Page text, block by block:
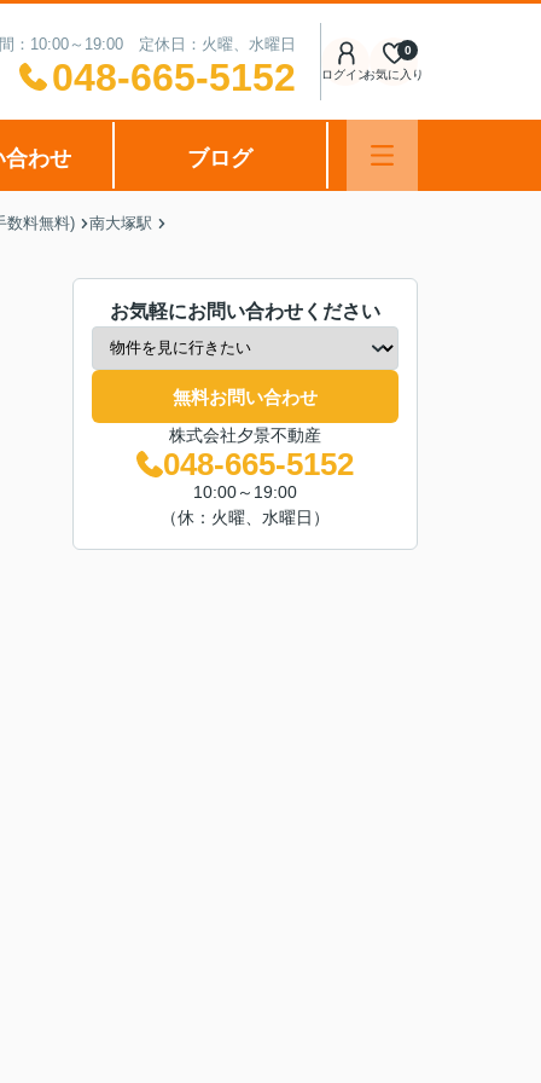
：10:00～19:00 定休日：火曜、水曜日
048-665-5152 ログインお気に入り
0
合わせ ブログ
数料無料) 南大塚駅
お気軽にお問い合わせください
無料お問い合わせ
株式会社夕景不動産
048-665-5152
10:00～19:00
（休：火曜、水曜日）